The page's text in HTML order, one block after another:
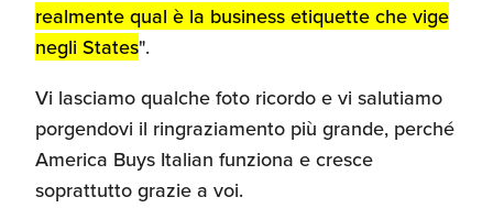
realmente qual è la business etiquette che vige
negli States".
Vi lasciamo qualche foto ricordo e vi salutiamo
porgendovi il ringraziamento più grande, perché
America Buys Italian funziona e cresce
soprattutto grazie a voi.